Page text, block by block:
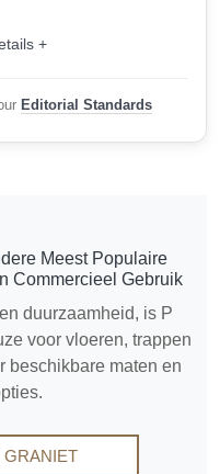
+
Editorial Standards
Meest Populaire
Commercieel Gebruik
duurzaamheid, is P
voor vloeren, trappen
beschikbare maten en
GRANIET